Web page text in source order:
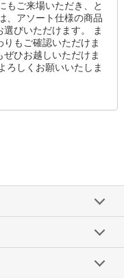
もご来場いただき、と
、アソート仕様の商品
びいただけます。 ま
もご確認いただけま
ひお越しいただけま
ろしくお願いいたしま